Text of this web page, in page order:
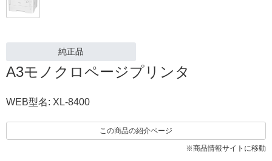
純正品
A3モノクロページプリンタ
WEB型名: XL-8400
この商品の紹介ページ
※商品情報サイトに移動